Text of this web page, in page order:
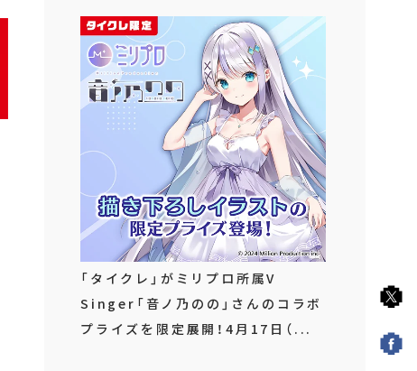
「タイクレ」がミリプロ所属V
Singer「音ノ乃のの」さんのコラボ
プライズを限定展開！4月17日（...